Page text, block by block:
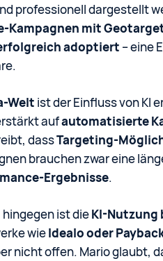
professionell dargestellt
Kampagnen mit
adoptiert – eine
Welt ist der Einfluss von KI
aufautomatisierte
dassTargeting-
brauchen zwar eine
Ergebnisse.
hingegen ist dieKI-Nutzung
wieIdealo oder
nicht offen. Mario glaubt,